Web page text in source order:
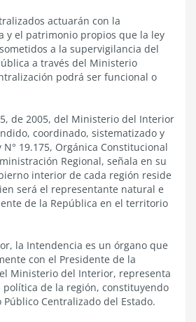
actuarán con la
y el patrimonio propios que la ley
a la supervigilancia del
a través del Ministerio
podrá ser funcional o
de 2005, del Ministerio del Interior
coordinado, sistematizado y
19.175, Orgánica Constitucional
Regional, señala en su
interior de cada región reside
será el representante natural e
de la República en el territorio
la Intendencia es un órgano que
con el Presidente de la
Ministerio del Interior, representa
de la región, constituyendo
Centralizado del Estado.